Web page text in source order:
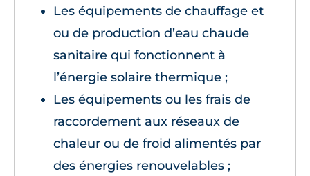
Les équipements de chauffage et
ou de production d’eau chaude
sanitaire qui fonctionnent à
l’énergie solaire thermique ;
Les équipements ou les frais de
raccordement aux réseaux de
chaleur ou de froid alimentés par
des énergies renouvelables ;